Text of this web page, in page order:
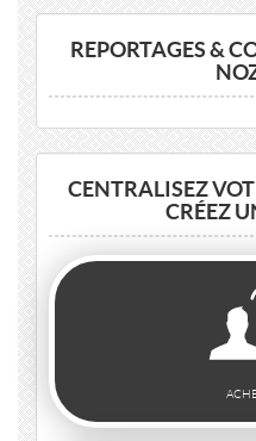
REPORTAGES &
CENTRALISEZ
CRÉEZ